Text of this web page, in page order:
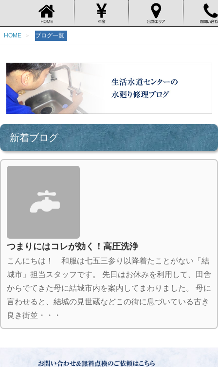
HOME ブログ一覧
新着ブログ
つまりにはコレが効く！高圧洗浄
こんにちは！ 和服は七五三参り以降着たことがない「結
城市」担当スタッフです。 先日はお休みを利用して、田舎
からでてきた母に結城市内を案内してまわりました。 母に
言わせると、結城の見世蔵などこの街に息づいている古き
良き街並・・・